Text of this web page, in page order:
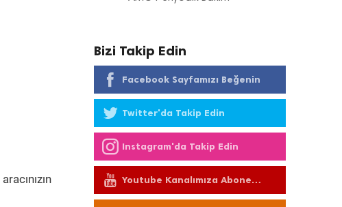
aracınızın
Bizi Takip Edin
Facebook Sayfamızı Beğenin
Twitter'da Takip Edin
Instagram'da Takip Edin
Youtube Kanalımıza Abone
Olun